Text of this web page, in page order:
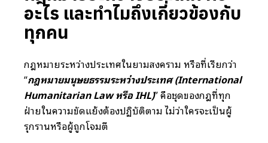
อะไร และทำไมถึงเกี่ยวข้องกับ
ทุกคน
กฎหมายระหว่างประเทศในยามสงคราม หรือที่เรียกว่า
“กฎหมายมนุษยธรรมระหว่างประเทศ (International
Humanitarian Law หรือ IHL)” คือชุดของกฎที่ทุก
ฝ่ายในความขัดแย้งต้องปฏิบัติตาม ไม่ว่าใครจะเป็นผู้
รุกรานหรือผู้ถูกโจมตี